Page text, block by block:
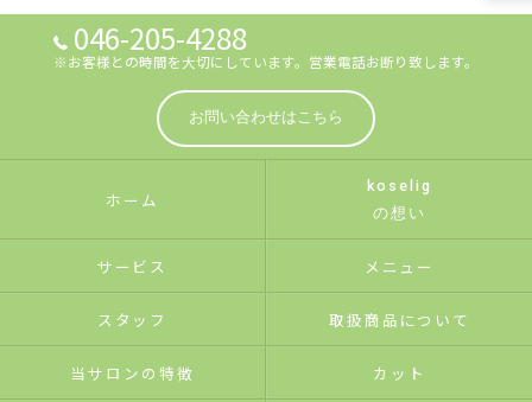
046-205-4288
※お客様との時間を大切にしています。営業電話お断り致します。
お問い合わせはこちら
ホーム
koselig
の想い
サービス メニュー
スタッフ 取扱商品について
当サロンの特徴 カット